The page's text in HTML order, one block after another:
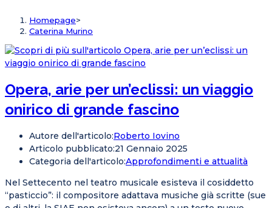
Homepage>
Caterina Murino
Opera, arie per un’eclissi: un viaggio
onirico di grande fascino
Autore dell'articolo:Roberto Iovino
Articolo pubblicato:21 Gennaio 2025
Categoria dell'articolo:Approfondimenti e attualità
Nel Settecento nel teatro musicale esisteva il cosiddetto
“pasticcio”: il compositore adattava musiche già scritte (sue